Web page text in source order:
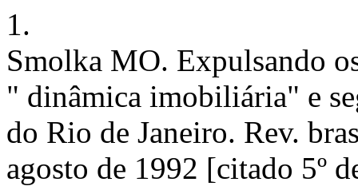
1.
Smolka MO. Expulsando
" dinâmica imobiliária" e
do Rio de Janeiro. Rev.
agosto de 1992 [citado 5º